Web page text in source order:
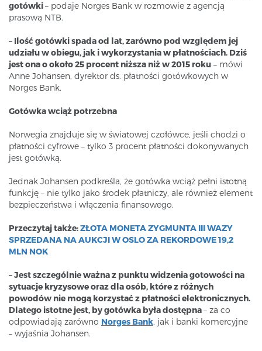
gotówki– podaje Norges Bank w rozmowie z agencją
prasową NTB.
– Ilość gotówki spada od lat, zarówno pod względem jej
udziału w obiegu, jak i wykorzystania w płatnościach. Dziś
jest ona o około 25 procent niższa niż w 2015 roku – mówi
Anne Johansen, dyrektor ds. płatności gotówkowych w
Norges Bank.
Gotówka wciąż potrzebna
Norwegia znajduje się w światowej czołówce, jeśli chodzi o
płatności cyfrowe – tylko 3 procent płatności dokonywanych
jest gotówką.
Jednak Johansen podkreśla, że gotówka wciąż pełni istotną
funkcję – nie tylko jako środek płatniczy, ale również element
bezpieczeństwa i włączenia finansowego.
Przeczytaj także:ZŁOTA MONETA ZYGMUNTA III WAZY
SPRZEDANA NA AUKCJI W OSLO ZA REKORDOWE 19,2
MLN NOK
– Jest szczególnie ważna z punktu widzenia gotowości na
sytuacje kryzysowe oraz dla osób, które z różnych
powodów nie mogą korzystać z płatności elektronicznych.
Dlatego istotne jest, by gotówka była dostępna– za co
odpowiadają zarówno Norges Bank, jak i banki komercyjne
– wyjaśnia Johansen.